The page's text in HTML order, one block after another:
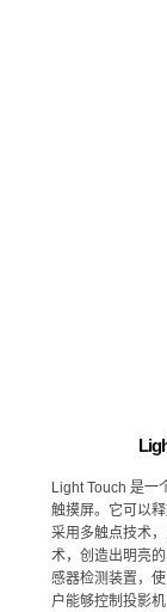
Light Touch 是一
触摸屏。它可以
采用多触点技术
术，创造出明亮
感器检测装置，
户能够控制投影